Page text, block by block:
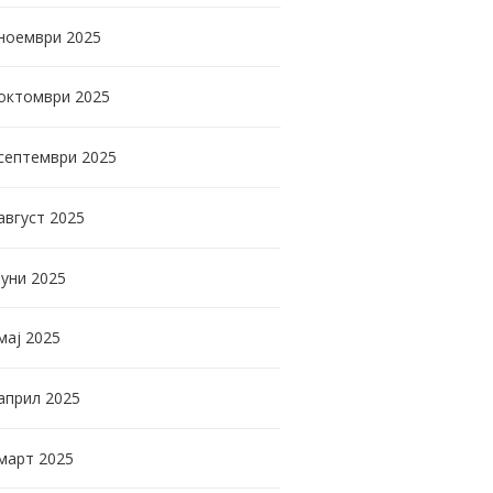
2025
2025
2025
2025
2025
2025
2025
2025